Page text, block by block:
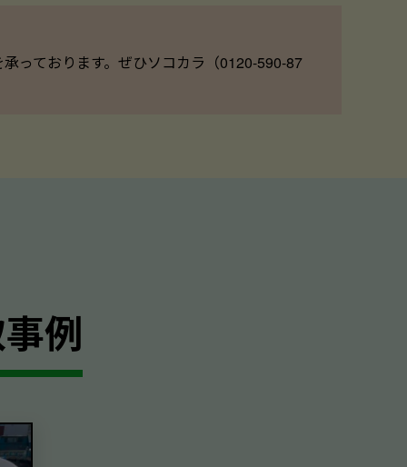
っております。ぜひソコカラ（0120-590-87
例